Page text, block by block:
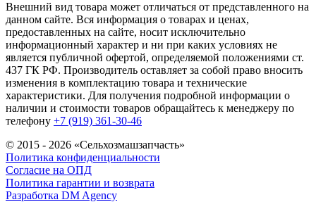
Внешний вид товара может отличаться от представленного на
данном сайте. Вся информация о товарах и ценах,
предоставленных на сайте, носит исключительно
информационный характер и ни при каких условиях не
является публичной офертой, определяемой положениями ст.
437 ГК РФ. Производитель оставляет за собой право вносить
изменения в комплектацию товара и технические
характеристики. Для получения подробной информации о
наличии и стоимости товаров обращайтесь к менеджеру по
телефону +7 (919) 361-30-46
© 2015 - 2026 «Сельхозмашзапчасть»
Политика конфиденциальности
Согласие на ОПД
Политика гарантии и возврата
Разработка DM Agency